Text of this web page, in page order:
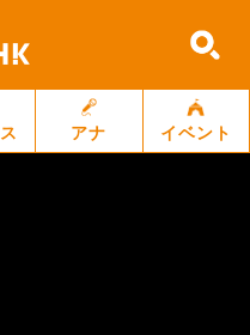
アナ イベント